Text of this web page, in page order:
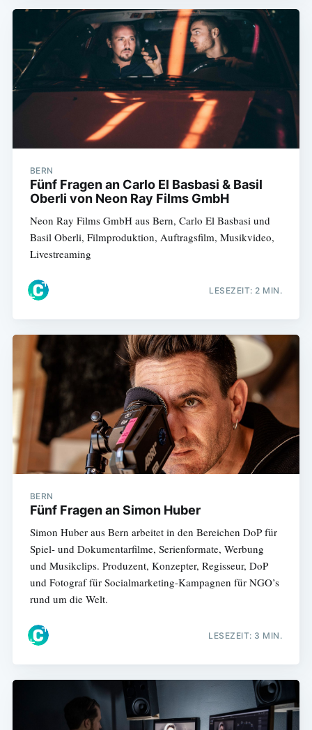
BERN
Fünf Fragen an Carlo El Basbasi & Basil
Oberli von Neon Ray Films GmbH
Neon Ray Films GmbH aus Bern, Carlo El Basbasi und
Basil Oberli, Filmproduktion, Auftragsfilm, Musikvideo,
Livestreaming
LESEZEIT: 2 MIN.
BERN
Fünf Fragen an Simon Huber
Simon Huber aus Bern arbeitet in den Bereichen DoP für
Spiel- und Dokumentarfilme, Serienformate, Werbung
und Musikclips. Produzent, Konzepter, Regisseur, DoP
und Fotograf für Socialmarketing-Kampagnen für NGO’s
rund um die Welt.
LESEZEIT: 3 MIN.